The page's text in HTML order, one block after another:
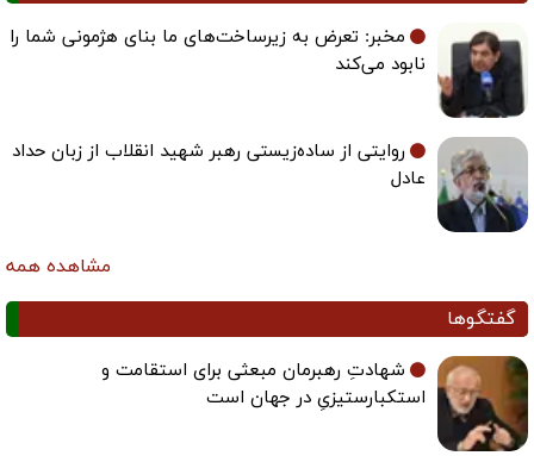
مخبر: تعرض به زیرساخت‌های ما بنای هژمونی شما را
نابود می‌کند
روایتی از ساده‌زیستی رهبر شهید انقلاب از زبان حداد
عادل
مشاهده همه
گفتگوها
شهادتِ رهبرمان مبعثی برای استقامت و
استکبارستیزیِ در جهان است